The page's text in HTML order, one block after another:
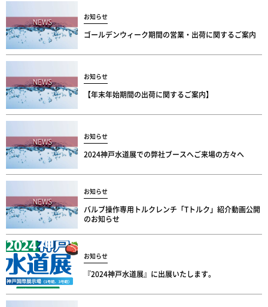
お知らせ
ゴールデンウィーク期間の営業・出荷に関するご案内
お知らせ
【年末年始期間の出荷に関するご案内】
お知らせ
2024神戸水道展での弊社ブースへご来場の方々へ
お知らせ
バルブ操作専用トルクレンチ「Tトルク」紹介動画公開
のお知らせ
お知らせ
『2024神戸水道展』に出展いたします。